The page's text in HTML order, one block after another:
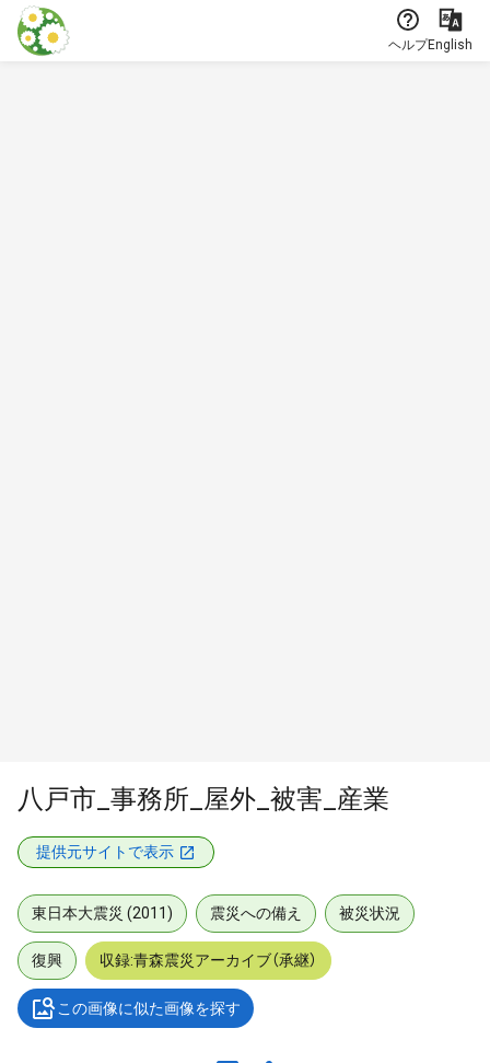
本文に飛ぶ
ヘルプEnglish
八戸市_事務所_屋外_被害_産業
提供元サイトで表示
東日本大震災 (2011) 震災への備え 被災状況
復興 収録:青森震災アーカイブ（承継）
この画像に似た画像を探す